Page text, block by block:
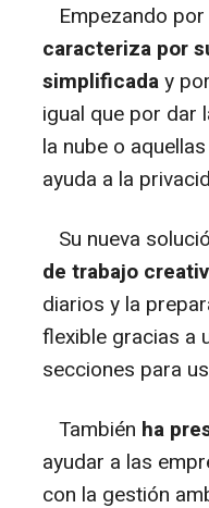
Empezando
caracteriza por
simplificaday
igual que por dar
la nube o
ayuda a la
Su nueva
de trabajo
diarios y la
flexible gracias a
secciones para
También ha
ayudar a las
con la gestión